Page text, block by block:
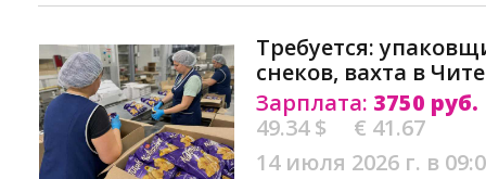
Требуется:
снеков, вахта в Чите
Зарплата: 3750 руб.
49.34 $
€ 41.67
14 июля 2026 г. в